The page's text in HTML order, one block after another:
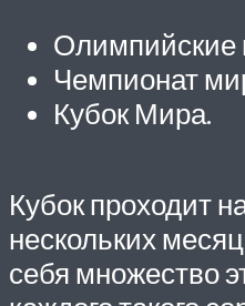
Олимпийские
Чемпионат
Кубок Мира.
Кубок проходит
нескольких
себя множество